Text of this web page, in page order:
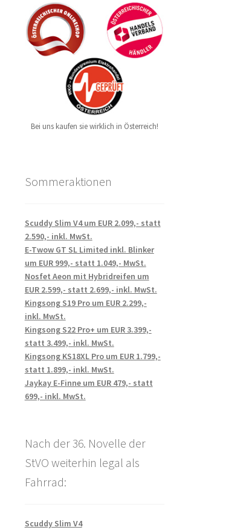
Bei uns kaufen sie wirklich in Österreich!
Sommeraktionen
Scuddy Slim V4 um EUR 2.099,- statt
2.590,- inkl. MwSt.
E-Twow GT SL Limited inkl. Blinker
um EUR 999,- statt 1.049,- MwSt.
Nosfet Aeon mit Hybridreifen um
EUR 2.599,- statt 2.699,- inkl. MwSt.
Kingsong S19 Pro um EUR 2.299,-
inkl. MwSt.
Kingsong S22 Pro+ um EUR 3.399,-
statt 3.499,- inkl. MwSt.
Kingsong KS18XL Pro um EUR 1.799,-
statt 1.899,- inkl. MwSt.
Jaykay E-Finne um EUR 479,- statt
699,- inkl. MwSt.
Nach der 36. Novelle der
StVO weiterhin legal als
Fahrrad:
Scuddy Slim V4